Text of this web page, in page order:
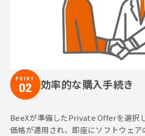
POINT
02 効率的な購入手続き
BeeXが準備したPrivate Offerを選択
価格が適用され、即座にソフトウェア